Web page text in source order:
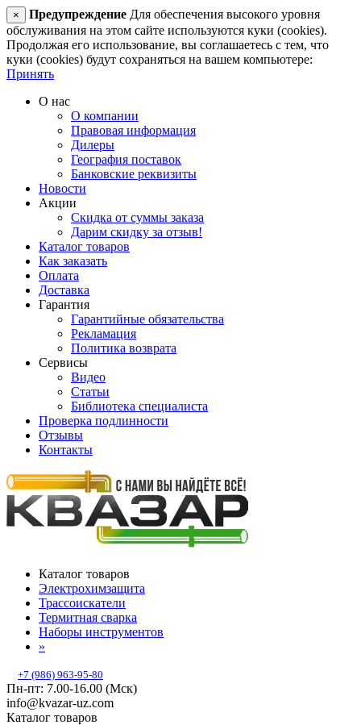
× Предупреждение Для обеспечения высокого уровня
обслуживания на этом сайте используются куки (cookies).
Продолжая его использование, вы соглашаетесь с тем, что
куки (cookies) будут сохраняться на вашем компьютере:
Принять
О нас
О компании
Правовая информация
Дилеры
География поставок
Банковские реквизиты
Новости
Акции
Скидка от суммы заказа
Дарим скидку за отзыв!
Каталог товаров
Как заказать
Оплата
Доставка
Гарантия
Гарантийные обязательства
Рекламация
Политика возврата
Сервисы
Видео
Статьи
Библиотека специалиста
Проверка подлинности
Отзывы
Контакты
Каталог товаров
Электрохимзащита
Трассоискатели
Термитная сварка
Наборы инструментов
»
+7 (986) 963-95-80
Пн-пт: 7.00-16.00 (Мск)
info@kvazar-uz.com
Каталог товаров